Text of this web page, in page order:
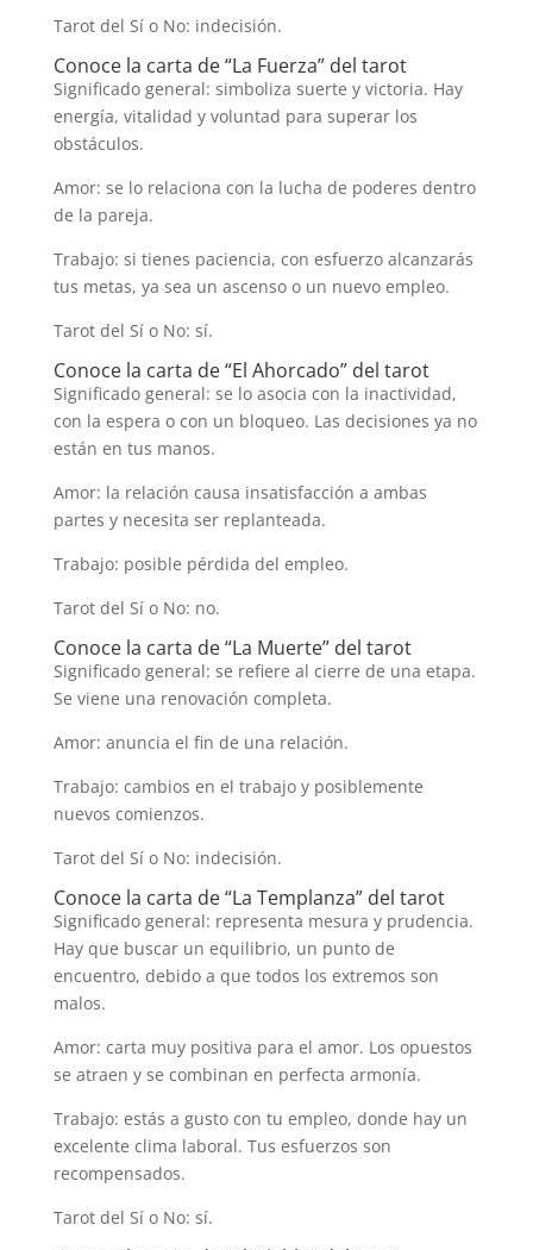
Tarot del Sí o No: indecisión.
Conoce la carta de “La Fuerza” del tarot
Significado general: simboliza suerte y victoria. Hay
energía, vitalidad y voluntad para superar los
obstáculos.
Amor: se lo relaciona con la lucha de poderes dentro
de la pareja.
Trabajo: si tienes paciencia, con esfuerzo alcanzarás
tus metas, ya sea un ascenso o un nuevo empleo.
Tarot del Sí o No: sí.
Conoce la carta de “El Ahorcado” del tarot
Significado general: se lo asocia con la inactividad,
con la espera o con un bloqueo. Las decisiones ya no
están en tus manos.
Amor: la relación causa insatisfacción a ambas
partes y necesita ser replanteada.
Trabajo: posible pérdida del empleo.
Tarot del Sí o No: no.
Conoce la carta de “La Muerte” del tarot
Significado general: se refiere al cierre de una etapa.
Se viene una renovación completa.
Amor: anuncia el fin de una relación.
Trabajo: cambios en el trabajo y posiblemente
nuevos comienzos.
Tarot del Sí o No: indecisión.
Conoce la carta de “La Templanza” del tarot
Significado general: representa mesura y prudencia.
Hay que buscar un equilibrio, un punto de
encuentro, debido a que todos los extremos son
malos.
Amor: carta muy positiva para el amor. Los opuestos
se atraen y se combinan en perfecta armonía.
Trabajo: estás a gusto con tu empleo, donde hay un
excelente clima laboral. Tus esfuerzos son
recompensados.
Tarot del Sí o No: sí.